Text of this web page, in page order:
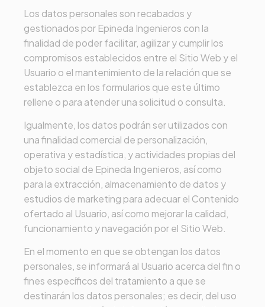
Los datos personales son recabados y
gestionados por Epineda Ingenieros con la
finalidad de poder facilitar, agilizar y cumplir los
compromisos establecidos entre el Sitio Web y el
Usuario o el mantenimiento de la relación que se
establezca en los formularios que este último
rellene o para atender una solicitud o consulta.
Igualmente, los datos podrán ser utilizados con
una finalidad comercial de personalización,
operativa y estadística, y actividades propias del
objeto social de Epineda Ingenieros , así como
para la extracción, almacenamiento de datos y
estudios de marketing para adecuar el Contenido
ofertado al Usuario, así como mejorar la calidad,
funcionamiento y navegación por el Sitio Web.
En el momento en que se obtengan los datos
personales, se informará al Usuario acerca del fin o
fines específicos del tratamiento a que se
destinarán los datos personales; es decir, del uso